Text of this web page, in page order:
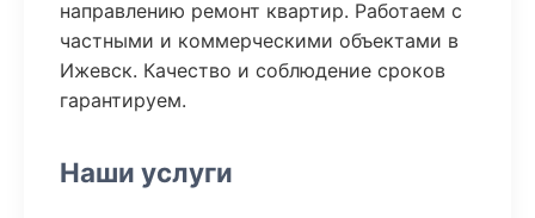
направлению ремонт квартир. Работаем с
частными и коммерческими объектами в
Ижевск. Качество и соблюдение сроков
гарантируем.
Наши услуги